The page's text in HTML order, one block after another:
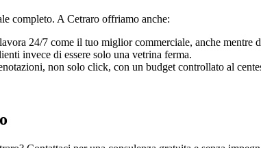
completo. A Cetraro offriamo anche:
24/7 come il tuo miglior commerciale, anche mentre
invece di essere solo una vetrina ferma.
non solo click, con un budget controllato al